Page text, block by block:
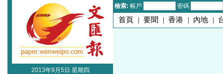
檢索: 帳戶 密碼
首頁 | 要聞 | 香港 | 內地 |
2013年9月5日 星期四